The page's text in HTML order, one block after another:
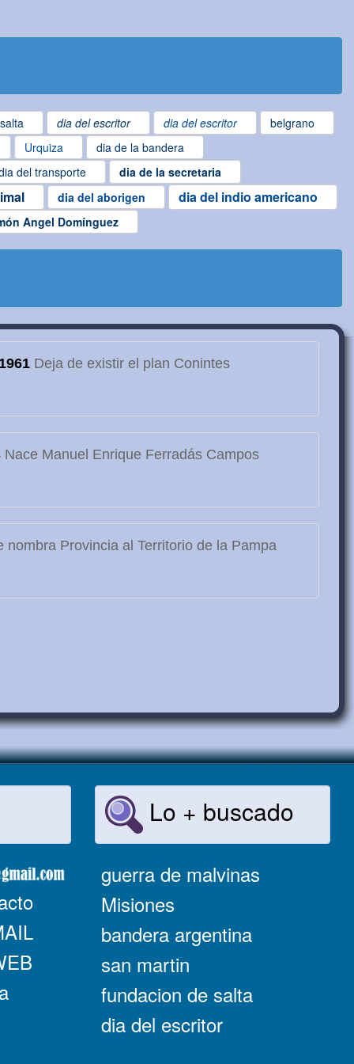
dia del escritor dia del escritor
belgrano
Urquiza
dia de la bandera
del transporte dia de la secretaria
dia del aborigen dia del indio americano
Angel Domínguez
1961Deja de existir el plan Conintes
Nace Manuel Enrique Ferradás Campos
nombra Provincia al Territorio de la Pampa
Lo + buscado
guerra de malvinas
Misiones
bandera argentina
san martin
fundacion de salta
dia del escritor